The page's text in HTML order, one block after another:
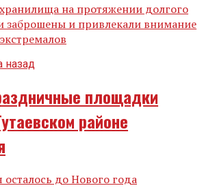
на протяжении долгого
заброшены и привлекали внимание
назад
площадки
районе
осталось до Нового года